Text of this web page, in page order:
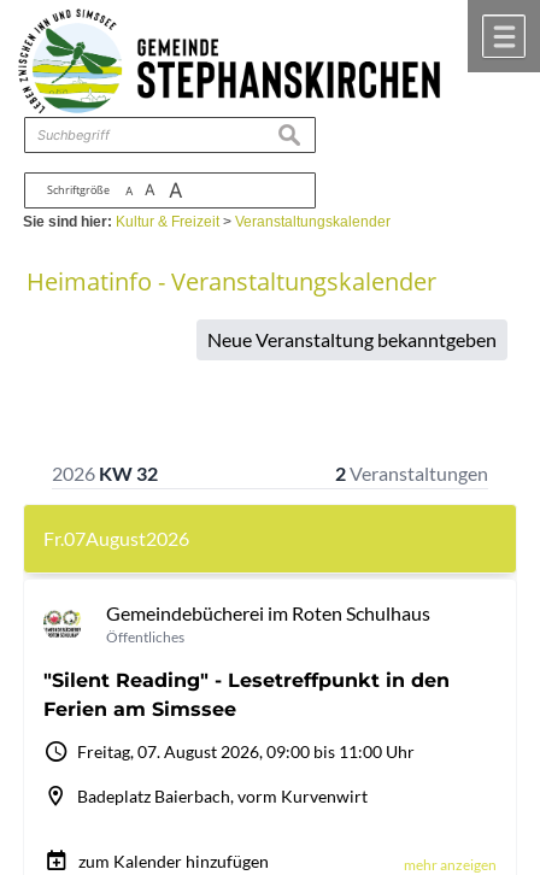
Zum Inhalt ,zur Navigation
Schriftgröße A A A
suchen
Sie sind hier: Kultur & Freizeit>Veranstaltungskalender
Heimatinfo - Veranstaltungskalender